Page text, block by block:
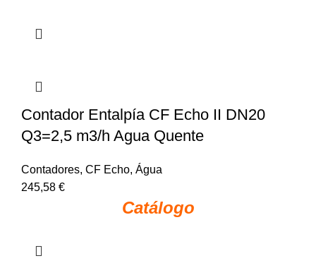
Contador Entalpía CF Echo II DN20
Q3=2,5 m3/h Agua Quente
Contadores, CF Echo, Água
245,58 €
Catálogo